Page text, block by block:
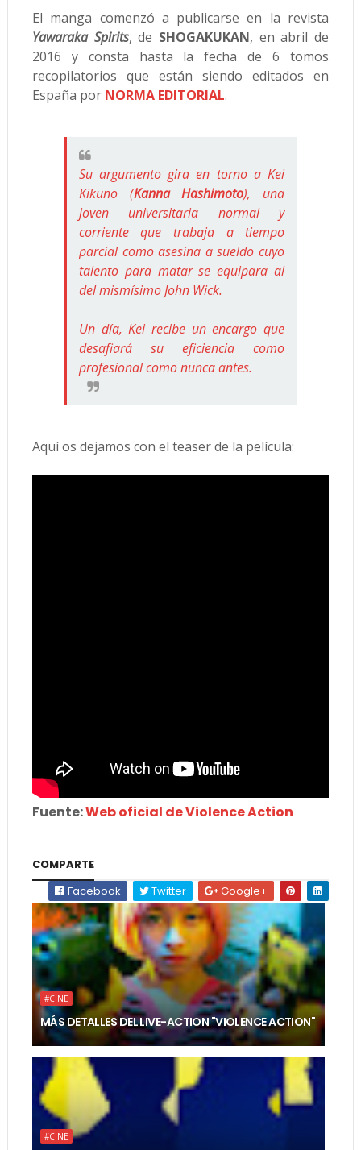
El manga comenzó a publicarse en la revista
Yawaraka Spirits, de SHOGAKUKAN, en abril de
2016 y consta hasta la fecha de 6 tomos
recopilatorios que están siendo editados en
España por NORMA EDITORIAL.
Su argumento gira en torno a Kei
Kikuno (Kanna Hashimoto), una
joven universitaria normal y
corriente que trabaja a tiempo
parcial como asesina a sueldo cuyo
talento para matar se equipara al
del mismísimo John Wick.
Un día, Kei recibe un encargo que
desafiará su eficiencia como
profesional como nunca antes.
Aquí os dejamos con el teaser de la película:
Fuente:Web oficial de Violence Action
COMPARTE
Facebook
Twitter Google+
#CINE
MÁS DETALLES DEL LIVE-ACTION "VIOLENCE ACTION"
#CINE